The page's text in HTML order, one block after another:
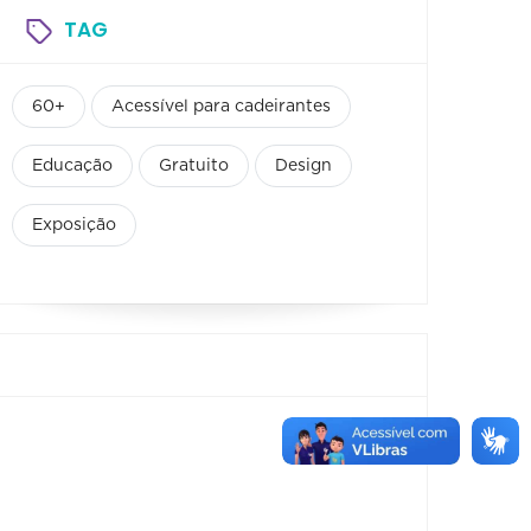
TAG
60+ Acessível para cadeirantes
Educação Gratuito Design
Exposição